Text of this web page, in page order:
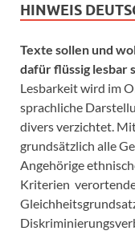
HINWEIS
Texte sollen und
dafür flüssig lesbar
Lesbarkeit wird im
sprachliche
divers verzichtet.
grundsätzlich alle
Angehörige
Kriterien